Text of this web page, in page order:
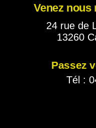
Venez nous
24 rue de
13260
Passez
Tél :